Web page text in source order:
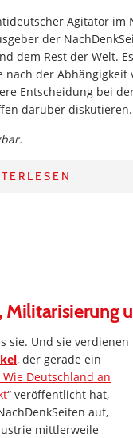
Agitator im
der
dem Rest der Welt.
der Abhängigkeit
Entscheidung bei
darüber diskutieren.
sie. Und sie verdienen
, der gerade ein
Deutschland an
“ veröffentlicht hat,
auf,
mittlerweile